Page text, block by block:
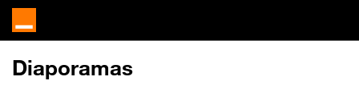
Diaporamas